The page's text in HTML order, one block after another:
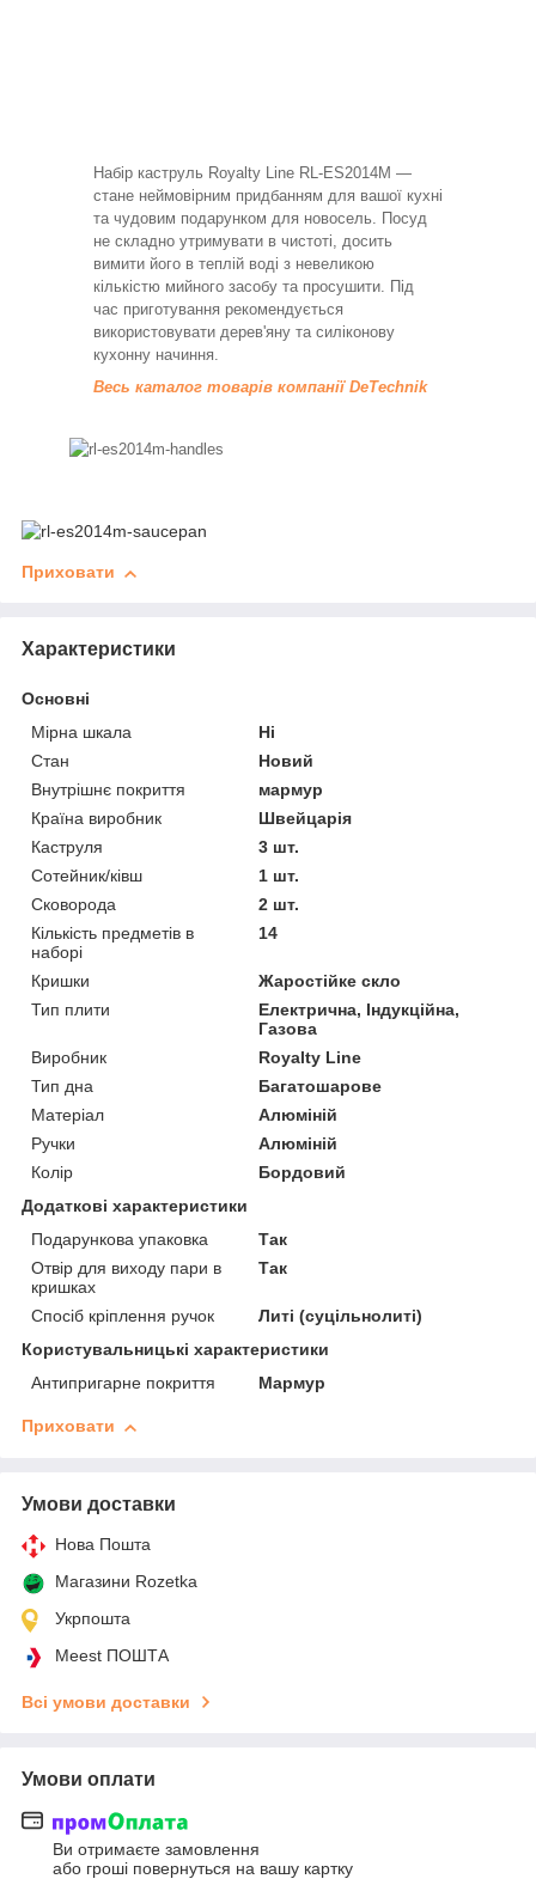
Набір каструль Royalty Line RL-ES2014M —
стане неймовірним придбанням для вашої кухні
та чудовим подарунком для новосель. Посуд
не складно утримувати в чистоті, досить
вимити його в теплій воді з невеликою
кількістю мийного засобу та просушити. Під
час приготування рекомендується
використовувати дерев'яну та силіконову
кухонну начиння.
Весь каталог товарів компанії DeTechnik
Приховати
Характеристики
Основні
Мірна шкала
Ні
Стан
Новий
Внутрішнє покриття
мармур
Країна виробник
Швейцарія
Каструля
3 шт.
Сотейник/ківш
1 шт.
Сковорода
2 шт.
Кількість предметів в
наборі
14
Кришки
Жаростійке скло
Тип плити
Електрична, Індукційна,
Газова
Виробник
Royalty Line
Тип дна
Багатошарове
Матеріал
Алюміній
Ручки
Алюміній
Колір
Бордовий
Додаткові характеристики
Подарункова упаковка
Так
Отвір для виходу пари в
кришках
Так
Спосіб кріплення ручок
Литі (суцільнолиті)
Користувальницькі характеристики
Антипригарне покриття
Мармур
Приховати
Умови доставки
Нова Пошта
Магазини Rozetka
Укрпошта
Meest ПОШТА
Всі умови доставки
Умови оплати
Ви отримаєте замовлення
або гроші повернуться на вашу картку